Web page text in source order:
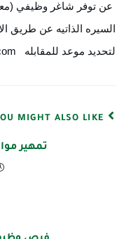
السيره الذاتيه عن طريق
لتحديد موعد للمقابله   Rowadalqadah.cv@gmail.com
MIGHT ALSO LIKE
تمهير